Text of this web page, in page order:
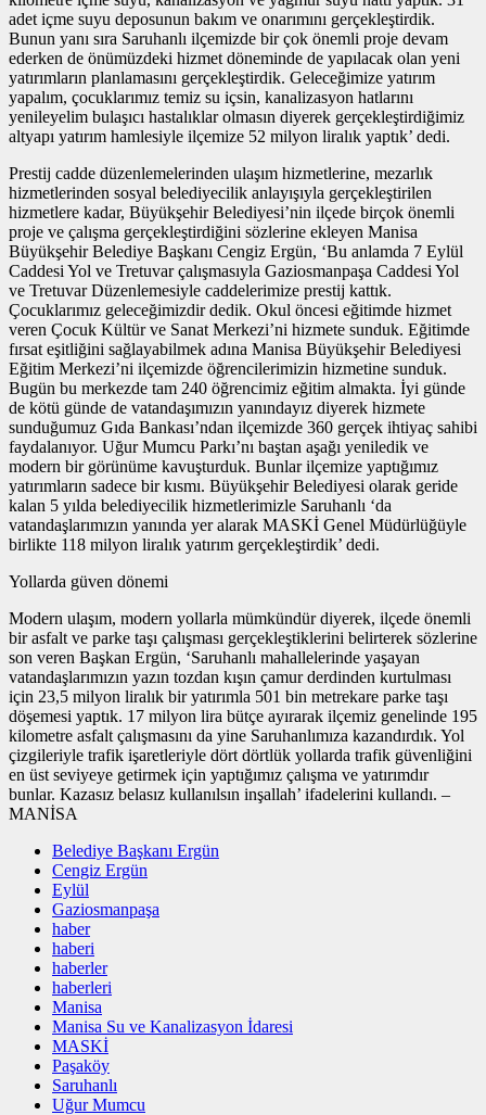
adet içme suyu deposunun bakım ve onarımını gerçekleştirdik.
Bunun yanı sıra Saruhanlı ilçemizde bir çok önemli proje devam
ederken de önümüzdeki hizmet döneminde de yapılacak olan yeni
yatırımların planlamasını gerçekleştirdik. Geleceğimize yatırım
yapalım, çocuklarımız temiz su içsin, kanalizasyon hatlarını
yenileyelim bulaşıcı hastalıklar olmasın diyerek gerçekleştirdiğimiz
altyapı yatırım hamlesiyle ilçemize 52 milyon liralık yaptık’ dedi.
Prestij cadde düzenlemelerinden ulaşım hizmetlerine, mezarlık
hizmetlerinden sosyal belediyecilik anlayışıyla gerçekleştirilen
hizmetlere kadar, Büyükşehir Belediyesi’nin ilçede birçok önemli
proje ve çalışma gerçekleştirdiğini sözlerine ekleyen Manisa
Büyükşehir Belediye Başkanı Cengiz Ergün, ‘Bu anlamda 7 Eylül
Caddesi Yol ve Tretuvar çalışmasıyla Gaziosmanpaşa Caddesi Yol
ve Tretuvar Düzenlemesiyle caddelerimize prestij kattık.
Çocuklarımız geleceğimizdir dedik. Okul öncesi eğitimde hizmet
veren Çocuk Kültür ve Sanat Merkezi’ni hizmete sunduk. Eğitimde
fırsat eşitliğini sağlayabilmek adına Manisa Büyükşehir Belediyesi
Eğitim Merkezi’ni ilçemizde öğrencilerimizin hizmetine sunduk.
Bugün bu merkezde tam 240 öğrencimiz eğitim almakta. İyi günde
de kötü günde de vatandaşımızın yanındayız diyerek hizmete
sunduğumuz Gıda Bankası’ndan ilçemizde 360 gerçek ihtiyaç sahibi
faydalanıyor. Uğur Mumcu Parkı’nı baştan aşağı yeniledik ve
modern bir görünüme kavuşturduk. Bunlar ilçemize yaptığımız
yatırımların sadece bir kısmı. Büyükşehir Belediyesi olarak geride
kalan 5 yılda belediyecilik hizmetlerimizle Saruhanlı ‘da
vatandaşlarımızın yanında yer alarak MASKİ Genel Müdürlüğüyle
birlikte 118 milyon liralık yatırım gerçekleştirdik’ dedi.
Yollarda güven dönemi
Modern ulaşım, modern yollarla mümkündür diyerek, ilçede önemli
bir asfalt ve parke taşı çalışması gerçekleştiklerini belirterek sözlerine
son veren Başkan Ergün, ‘Saruhanlı mahallelerinde yaşayan
vatandaşlarımızın yazın tozdan kışın çamur derdinden kurtulması
için 23,5 milyon liralık bir yatırımla 501 bin metrekare parke taşı
döşemesi yaptık. 17 milyon lira bütçe ayırarak ilçemiz genelinde 195
kilometre asfalt çalışmasını da yine Saruhanlımıza kazandırdık. Yol
çizgileriyle trafik işaretleriyle dört dörtlük yollarda trafik güvenliğini
en üst seviyeye getirmek için yaptığımız çalışma ve yatırımdır
bunlar. Kazasız belasız kullanılsın inşallah’ ifadelerini kullandı. –
MANİSA
Belediye Başkanı Ergün
Cengiz Ergün
Eylül
Gaziosmanpaşa
haber
haberi
haberler
haberleri
Manisa
Manisa Su ve Kanalizasyon İdaresi
MASKİ
Paşaköy
Saruhanlı
Uğur Mumcu